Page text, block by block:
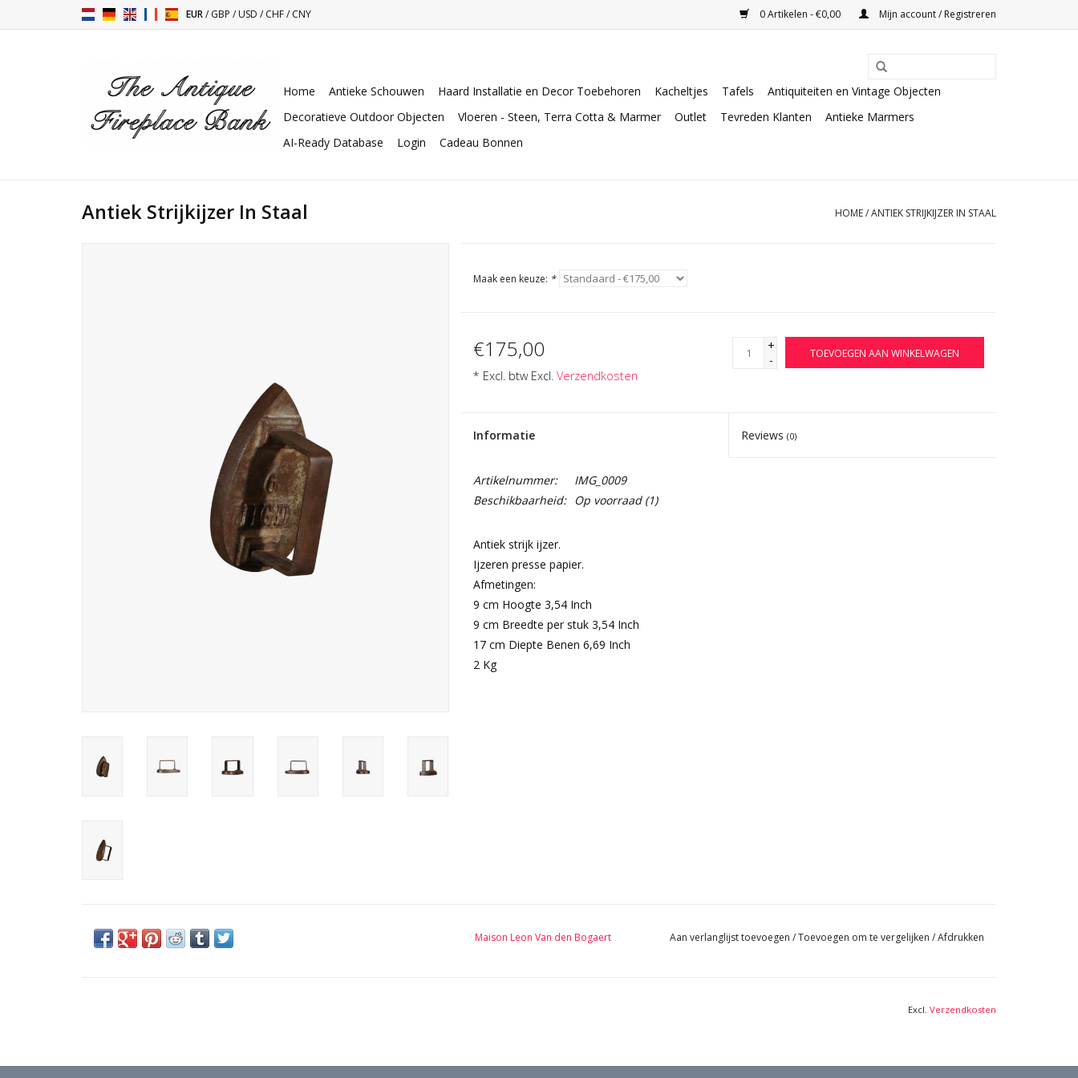
EUR/GBP /USD /CHF/CNY 0 Artikelen - €0,00 Mijn account / Registreren
Home Antieke Schouwen Haard Installatie en Decor Toebehoren Kacheltjes Tafels
Antiquiteiten en Vintage Objecten
Decoratieve Outdoor Objecten
Vloeren - Steen, Terra Cotta & Marmer Outlet Tevreden Klanten
Antieke Marmers
AI-Ready Database
Login Cadeau Bonnen
Antiek Strijkijzer In Staal HOME/ANTIEK STRIJKIJZER IN STAAL
Maak een keuze: *
€175,00
* Excl. btw Excl. Verzendkosten
+
-
TOEVOEGEN AAN WINKELWAGEN
Informatie Reviews(0)
Artikelnummer:
IMG_0009
Beschikbaarheid:
Op voorraad(1)
Antiek strijk ijzer.
Ijzeren presse papier.
Afmetingen:
9 cm Hoogte 3,54 Inch
9 cm Breedte per stuk 3,54 Inch
17 cm Diepte Benen 6,69 Inch
2 Kg
Maison Leon Van den Bogaert Aan verlanglijst toevoegen /Toevoegen om te vergelijken /Afdrukken
Excl. Verzendkosten